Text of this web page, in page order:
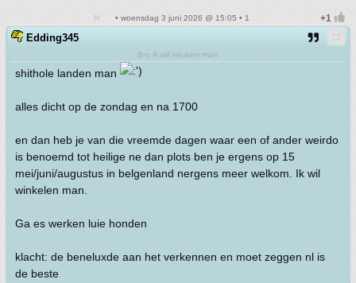
• woensdag 3 juni 2026 @ 15:05 • 1
Edding345
Bro ik wil neuken man
shithole landen man
alles dicht op de zondag en na 1700
en dan heb je van die vreemde dagen waar een of ander weirdo
is benoemd tot heilige ne dan plots ben je ergens op 15
mei/juni/augustus in belgenland nergens meer welkom. Ik wil
winkelen man.
Ga es werken luie honden
klacht: de beneluxde aan het verkennen en moet zeggen nl is
de beste